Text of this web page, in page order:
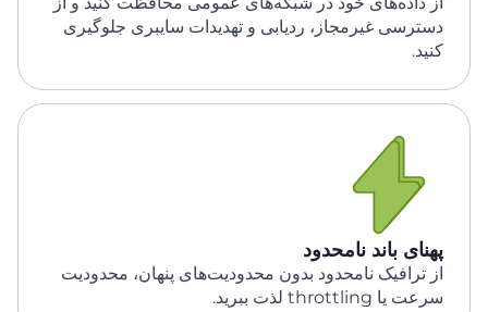
دسترسی غیرمجاز، ردیابی و تهدیدات سایبری جلوگیری
کنید.
پهنای باند نامحدود
از ترافیک نامحدود بدون محدودیت‌های پنهان، محدودیت
سرعت یا throttling لذت ببرید.